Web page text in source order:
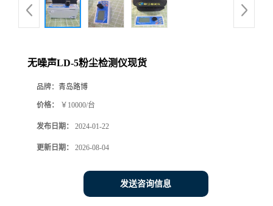
品
厅
无噪声LD-5粉尘检测仪现货
品牌： 青岛路博
价格： ￥10000/台
发布日期： 2024-01-22
更新日期： 2026-08-04
发送咨询信息